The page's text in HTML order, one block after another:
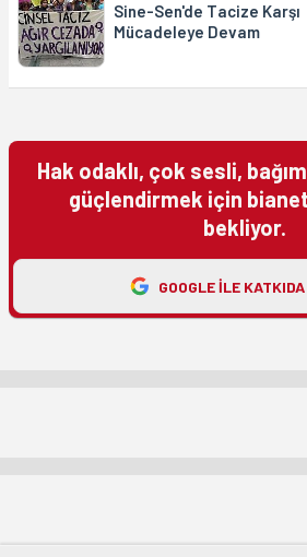
Sine-Sen'de Tacize Karşı
Mücadeleye Devam
Hak odaklı, çok sesli,
güçlendirmek için
bekliyor.
GOOGLE ILE